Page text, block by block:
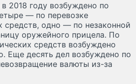
2018 году возбуждено по
— по перевозке
средств, одно — по незаконной
оружейного прицела. По
средств возбуждено
Еще десять дел возбуждено по
валюты из-за